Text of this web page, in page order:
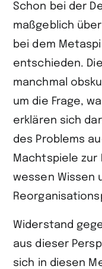
Schon bei der
maßgeblich
bei dem
entschieden.
manchmal
um die Frage,
erklären sich
des Problems
Machtspiele zur
wessen Wissen
Widerstand
aus dieser
sich in diesen